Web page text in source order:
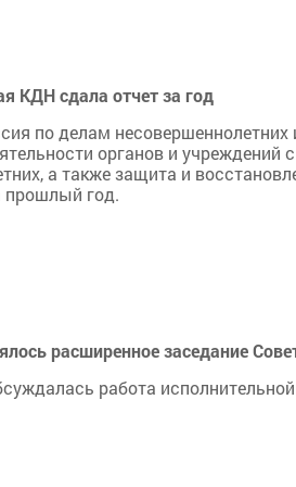
КДН сдала отчет за год
по делам
органов и
а также защита и
прошлый год.
расширенное заседание
работа